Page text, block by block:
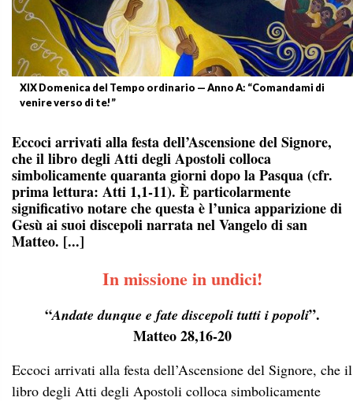
XIX Domenica del Tempo ordinario — Anno A: “Comandami di
venire verso di te!”
Eccoci arrivati alla festa dell’Ascensione del Signore,
che il libro degli Atti degli Apostoli colloca
simbolicamente quaranta giorni dopo la Pasqua (cfr.
prima lettura: Atti 1,1-11). È particolarmente
significativo notare che questa è l’unica apparizione di
Gesù ai suoi discepoli narrata nel Vangelo di san
Matteo. [...]
In missione in undici!
“Andate dunque e fate discepoli tutti i popoli”.
Matteo 28,16-20
Eccoci arrivati alla festa dell’Ascensione del Signore, che il
libro degli Atti degli Apostoli colloca simbolicamente